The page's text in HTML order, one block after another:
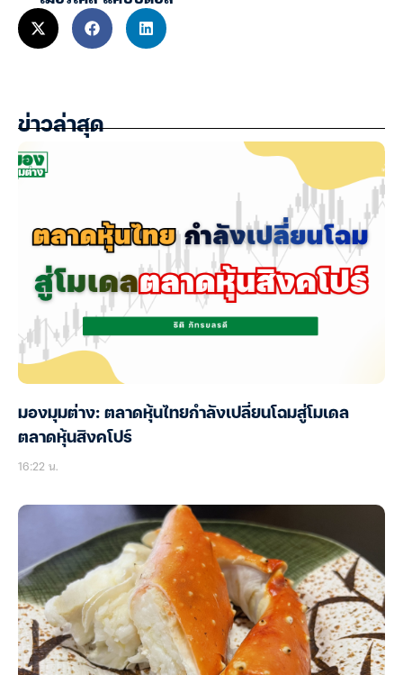
ข่าวล่าสุด
มองมุมต่าง: ตลาดหุ้นไทยกำลังเปลี่ยนโฉมสู่โมเดล
ตลาดหุ้นสิงคโปร์
16:22 น.